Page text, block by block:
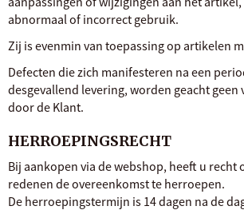
abnormaal of incorrect gebruik.
Zij is evenmin van toepassing op artikelen
Defecten die zich manifesteren na een
desgevallend levering, worden geacht
door de Klant.
HERROEPINGSRECHT
Bij aankopen via de webshop, heeft u
redenen de overeenkomst te herroepen.
De herroepingstermijn is 14 dagen na de